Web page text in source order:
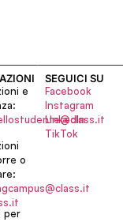
e
o
per
SEGUICI SU
Facebook
Instagram
LinkedIn
TikTok